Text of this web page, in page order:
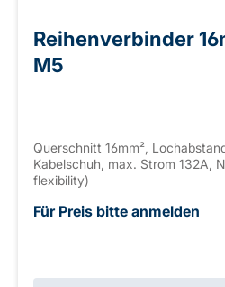
Reihenverbinder
M5
Querschnitt 16mm²,
Kabelschuh, max. Strom 132A,
flexibility)
Für Preis bitte anmelden